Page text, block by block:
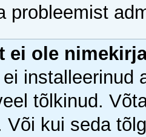
probleemist
ei ole
installeerinud
tõlkinud.
Või kui seda